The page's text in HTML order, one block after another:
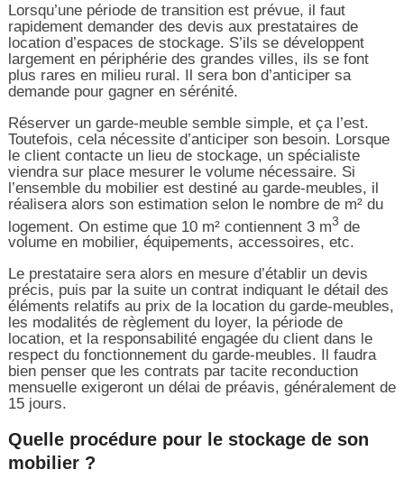
Lorsqu’une période de transition est prévue, il faut
rapidement demander des devis aux prestataires de
location d’espaces de stockage. S’ils se développent
largement en périphérie des grandes villes, ils se font
plus rares en milieu rural. Il sera bon d’anticiper sa
demande pour gagner en sérénité.
Réserver un garde-meuble semble simple, et ça l’est.
Toutefois, cela nécessite d’anticiper son besoin. Lorsque
le client contacte un lieu de stockage, un spécialiste
viendra sur place mesurer le volume nécessaire. Si
l’ensemble du mobilier est destiné au garde-meubles, il
réalisera alors son estimation selon le nombre de m² du
logement. On estime que 10 m² contiennent 3 m3 de
volume en mobilier, équipements, accessoires, etc.
Le prestataire sera alors en mesure d’établir un devis
précis, puis par la suite un contrat indiquant le détail des
éléments relatifs au prix de la location du garde-meubles,
les modalités de règlement du loyer, la période de
location, et la responsabilité engagée du client dans le
respect du fonctionnement du garde-meubles. Il faudra
bien penser que les contrats par tacite reconduction
mensuelle exigeront un délai de préavis, généralement de
15 jours.
Quelle procédure pour le stockage de son
mobilier ?